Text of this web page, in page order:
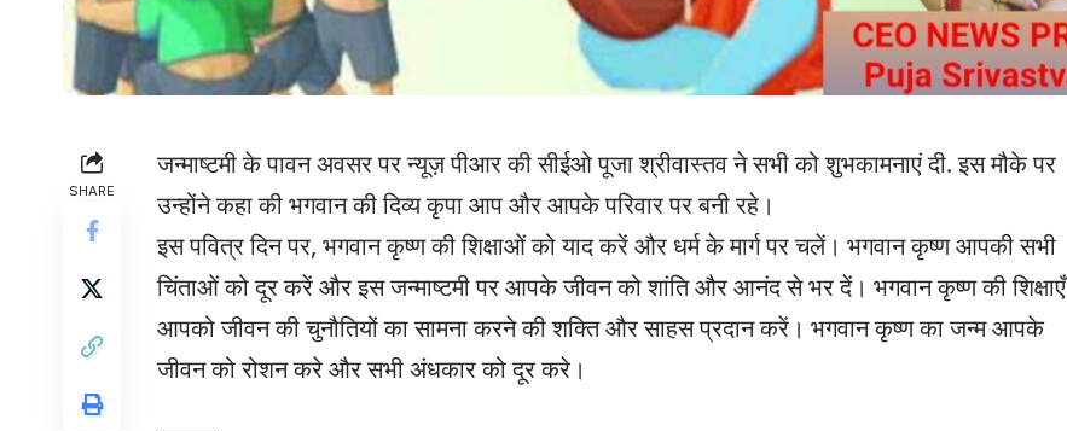
SHARE
जन्माष्टमी के पावन अवसर पर न्यूज़ पीआर की सीईओ पूजा श्रीवास्तव ने सभी को शुभकामनाएं दी. इस मौके पर
उन्होंने कहा की भगवान की दिव्य कृपा आप और आपके परिवार पर बनी रहे।
इस पवित्र दिन पर, भगवान कृष्ण की शिक्षाओं को याद करें और धर्म के मार्ग पर चलें। भगवान कृष्ण आपकी सभी
चिंताओं को दूर करें और इस जन्माष्टमी पर आपके जीवन को शांति और आनंद से भर दें। भगवान कृष्ण की शिक्षाएँ
आपको जीवन की चुनौतियों का सामना करने की शक्ति और साहस प्रदान करें। भगवान कृष्ण का जन्म आपके
जीवन को रोशन करे और सभी अंधकार को दूर करे।